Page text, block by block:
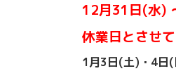
12月31日(水)
休業日とさせ
1月3日(土)・4日(